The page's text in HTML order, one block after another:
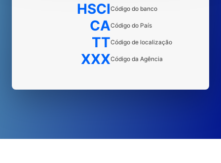
HSCICódigo do banco
CACódigo do País
TTCódigo de localização
XXXCódigo da Agência